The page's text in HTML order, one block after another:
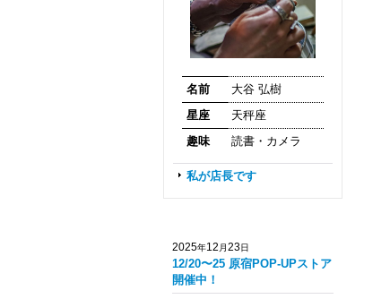
名前
大谷 弘樹
星座
天秤座
趣味
読書・カメラ
私が店長です
2025年12 月23日
12/20〜25 原宿POP-UPストア
開催中！